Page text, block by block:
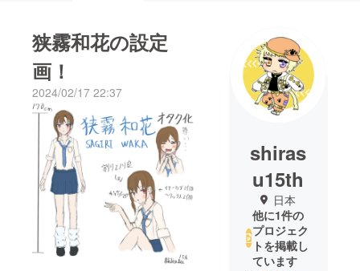
狭霧和花の設定
画！
2024/02/17 22:37
shiras
u15th
日本
他に1件の
プロジェク
トを掲載し
ています